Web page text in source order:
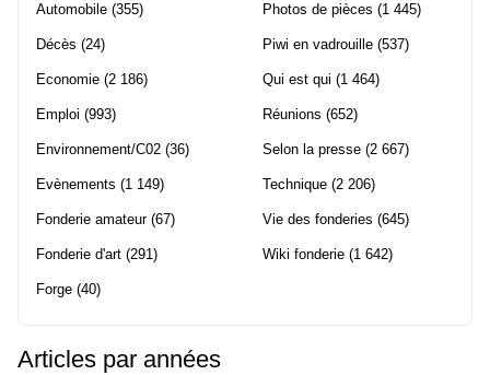
Automobile (355)
Décès (24)
Economie (2 186)
Emploi (993)
Environnement/C02 (36)
Evènements (1 149)
Fonderie amateur(67)
Fonderie d'art (291)
Forge (40)
Photos de pièces (1 445)
Piwi en vadrouille (537)
Qui est qui (1 464)
Réunions (652)
Selon la presse (2 667)
Technique (2 206)
Vie des fonderies (645)
Wiki fonderie (1 642)
Articles par années